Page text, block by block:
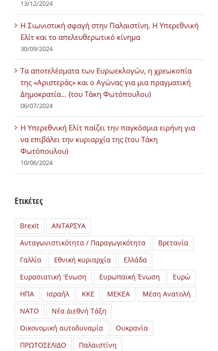
13/12/2024
Η Σιωνιστική σφαγή στην Παλαιστίνη. Η Υπερεθνική
Ελίτ και το απελευθερωτικό κίνημα
30/09/2024
Τα αποτελέσματα των Ευρωεκλογών, η χρεωκοπία
της «Αριστεράς» και ο Αγώνας για μια πραγματική
Δημοκρατία… (του Τάκη Φωτόπουλου)
06/07/2024
H Υπερεθνική Ελίτ παίζει την παγκόσμια ειρήνη για
να επιβάλει την κυριαρχία της (του Τάκη
Φωτόπουλου)
10/06/2024
Ετικέτες
Brexit
ΑΝΤΑΡΣΥΑ
Ανταγωνιστικότητα / Παραγωγικότητα
Βρετανία
Γαλλία
Εθνική κυριαρχία
Ελλάδα
Ευρασιατική 'Ενωση
Ευρωπαϊκή Ένωση
Ευρώ
ΗΠΑ
Ισραήλ ΚΚΕ ΜΕΚΕΑ
Μέση Ανατολή
ΝΑΤΟ
Νέα Διεθνή Τάξη
Οικονομική αυτοδυναμία
Ουκρανία
ΠΡΩΤΟΣΕΛΙΔΟ
Παλαιστίνη